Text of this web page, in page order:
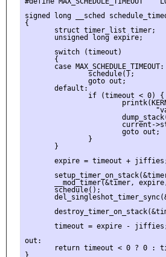
signed long __sched
{
       struct timer_list timer;
       unsigned long expire;
       switch (timeout)
       {
       case MAX_SCHEDULE_TIMEOUT:
               schedule();
               goto out;
       default:
               if (timeout < 0) {
current-
                       goto out;
               }
       }
expire = timeout +
__mod_timer(&timer,
       schedule();
timeout = expire -
out:
return timeout < 0 ? 0 :